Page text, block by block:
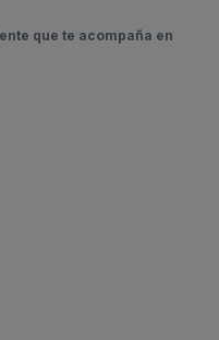
que te acompaña en